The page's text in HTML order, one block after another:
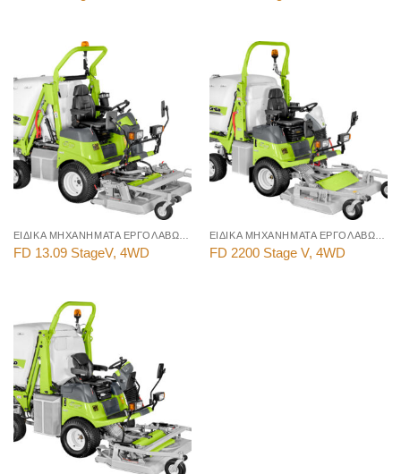
FD 13.09 StageV, 4WD FD 2200 Stage V, 4WD